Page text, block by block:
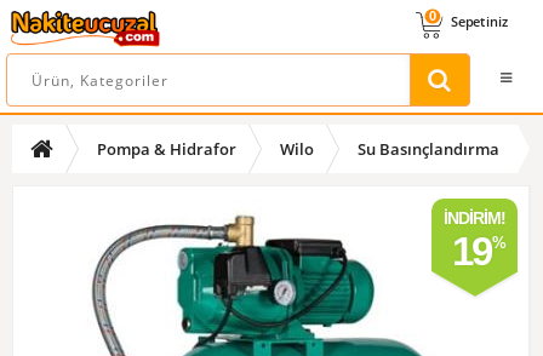
0 Sepetiniz
Pompa & Hidrafor Wilo Su Basınçlandırma
İNDIRIM!
19